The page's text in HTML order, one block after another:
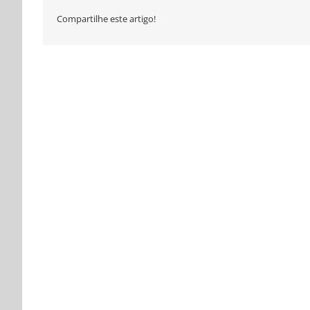
Compartilhe este artigo!